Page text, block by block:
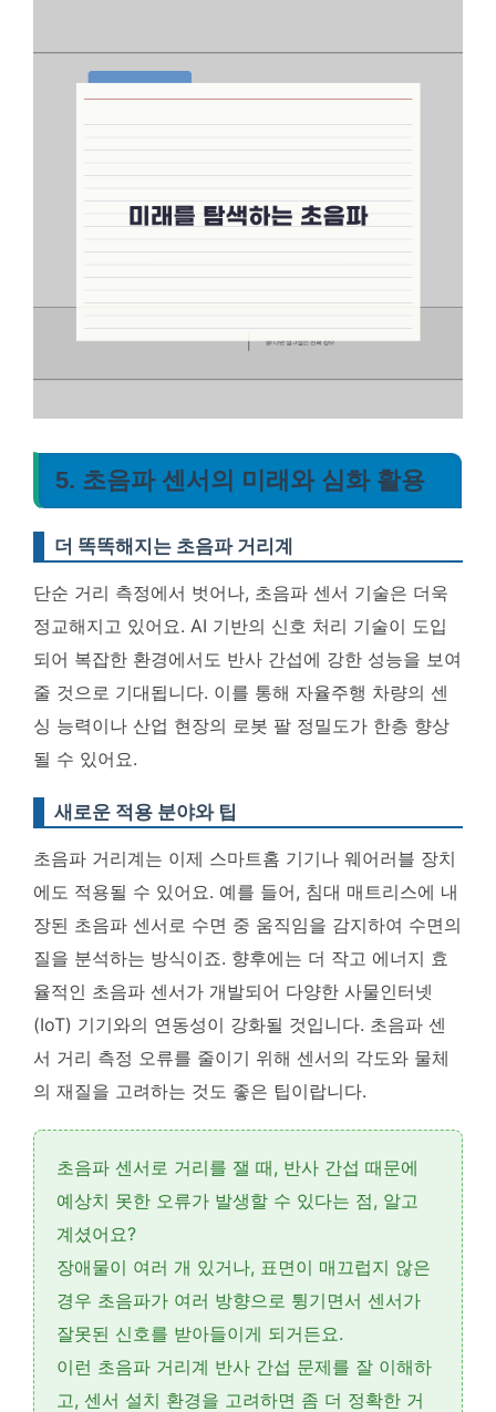
5. 초음파 센서의 미래와 심화 활용
더 똑똑해지는 초음파 거리계
단순 거리 측정에서 벗어나, 초음파 센서 기술은 더욱
정교해지고 있어요. AI 기반의 신호 처리 기술이 도입
되어 복잡한 환경에서도 반사 간섭에 강한 성능을 보여
줄 것으로 기대됩니다. 이를 통해 자율주행 차량의 센
싱 능력이나 산업 현장의 로봇 팔 정밀도가 한층 향상
될 수 있어요.
새로운 적용 분야와 팁
초음파 거리계는 이제 스마트홈 기기나 웨어러블 장치
에도 적용될 수 있어요. 예를 들어, 침대 매트리스에 내
장된 초음파 센서로 수면 중 움직임을 감지하여 수면의
질을 분석하는 방식이죠. 향후에는 더 작고 에너지 효
율적인 초음파 센서가 개발되어 다양한 사물인터넷
(IoT) 기기와의 연동성이 강화될 것입니다. 초음파 센
서 거리 측정 오류를 줄이기 위해 센서의 각도와 물체
의 재질을 고려하는 것도 좋은 팁이랍니다.
초음파 센서로 거리를 잴 때, 반사 간섭 때문에
예상치 못한 오류가 발생할 수 있다는 점, 알고
계셨어요?
장애물이 여러 개 있거나, 표면이 매끄럽지 않은
경우 초음파가 여러 방향으로 튕기면서 센서가
잘못된 신호를 받아들이게 되거든요.
이런 초음파 거리계 반사 간섭 문제를 잘 이해하
고, 센서 설치 환경을 고려하면 좀 더 정확한 거